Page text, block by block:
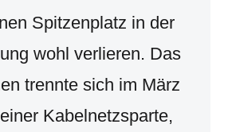
Spitzenplatz in der
wohl verlieren. Das
trennte sich im März
Kabelnetzsparte,